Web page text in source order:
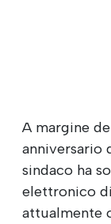
A margine
anniversario
sindaco ha
elettronico
attualmente